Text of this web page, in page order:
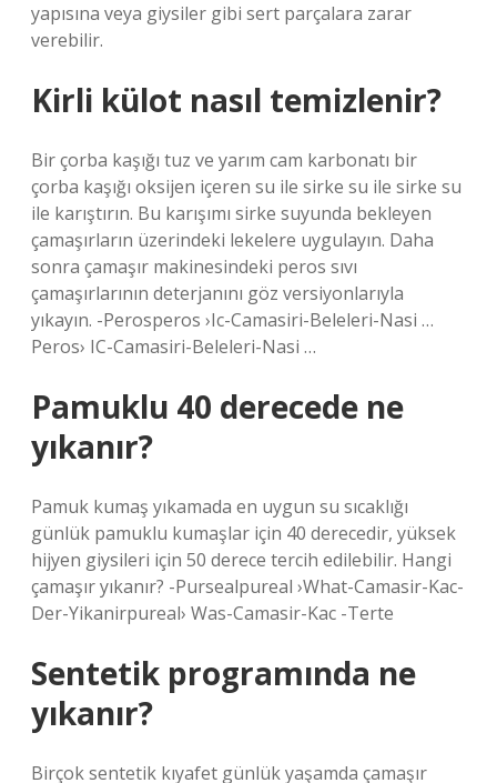
yapısına veya giysiler gibi sert parçalara zarar
verebilir.
Kirli külot nasıl temizlenir?
Bir çorba kaşığı tuz ve yarım cam karbonatı bir
çorba kaşığı oksijen içeren su ile sirke su ile sirke su
ile karıştırın. Bu karışımı sirke suyunda bekleyen
çamaşırların üzerindeki lekelere uygulayın. Daha
sonra çamaşır makinesindeki peros sıvı
çamaşırlarının deterjanını göz versiyonlarıyla
yıkayın. -Perosperos ›Ic-Camasiri-Beleleri-Nasi …
Peros› IC-Camasiri-Beleleri-Nasi …
Pamuklu 40 derecede ne
yıkanır?
Pamuk kumaş yıkamada en uygun su sıcaklığı
günlük pamuklu kumaşlar için 40 derecedir, yüksek
hijyen giysileri için 50 derece tercih edilebilir. Hangi
çamaşır yıkanır? -Pursealpureal ›What-Camasir-Kac-
Der-Yikanirpureal› Was-Camasir-Kac -Terte
Sentetik programında ne
yıkanır?
Birçok sentetik kıyafet günlük yaşamda çamaşır